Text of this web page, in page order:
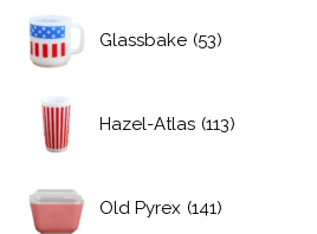
Glassbake (53)
Hazel-Atlas (113)
Old Pyrex (141)